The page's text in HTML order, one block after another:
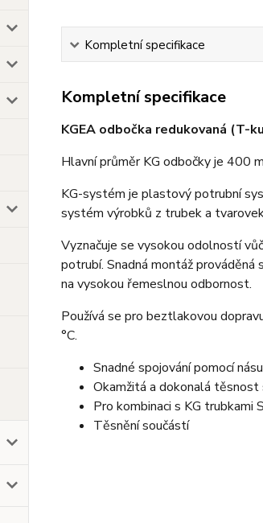
Kompletní specifikace
Kompletní specifikace
KGEA odbočka redukovaná (T-
Hlavní průměr KG odbočky je 400
KG-systém je plastový potrubní
systém výrobků z trubek a
Vyznačuje se vysokou odolností
potrubí. Snadná montáž prováděná
na vysokou řemeslnou odbornost.
Používá se pro beztlakovou
°C.
Snadné spojování pomocí
Okamžitá a dokonalá těsnost
Pro kombinaci s KG trubkami
Těsnění součástí